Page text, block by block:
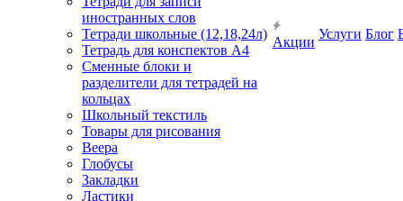
иностранных слов
Тетради школьные (12,18,24л)
Тетрадь для конспектов А4
Сменные блоки и
разделители для тетрадей на
кольцах
Школьный текстиль
Товары для рисования
Веера
Глобусы
Закладки
Ластики
Акции
Услуги Блог